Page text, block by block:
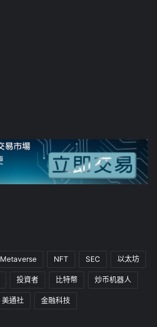
Metaverse NFT SEC 以太坊
投資者 比特幣 炒币机器人
美通社 金融科技